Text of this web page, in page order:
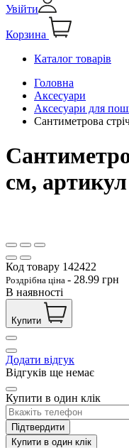
Увійти
Корзина
Каталог товарів
Головна
Аксесуари
Аксесуари для
Сантиметрова
см,
Код товару 142422
Роздрібна ціна - 28.99 грн
В наявності
Купити
Додати відгук
Відгуків ще немає
Купити в один клік
Підтвердити
Купити в один клік